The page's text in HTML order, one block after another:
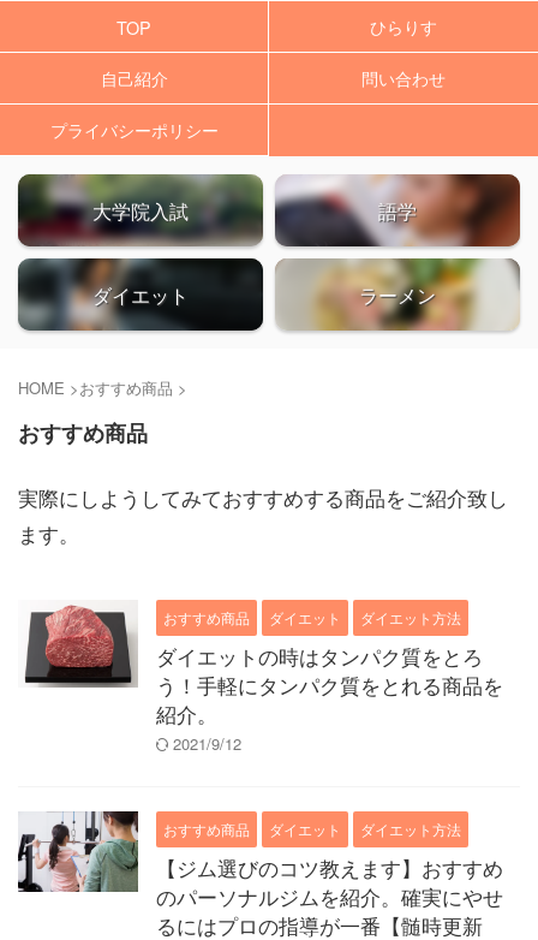
TOP ひらりす
自己紹介 問い合わせ
プライバシーポリシー
大学院入試 語学
ダイエット ラーメン
HOME >おすすめ商品 >
おすすめ商品
実際にしようしてみておすすめする商品をご紹介致し
ます。
おすすめ商品 ダイエット ダイエット方法
ダイエットの時はタンパク質をとろ
う！手軽にタンパク質をとれる商品を
紹介。
2021/9/12
おすすめ商品 ダイエット ダイエット方法
【ジム選びのコツ教えます】おすすめ
のパーソナルジムを紹介。確実にやせ
るにはプロの指導が一番【髄時更新